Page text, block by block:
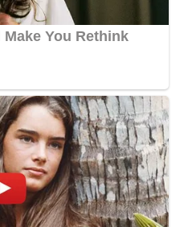
tersebut DPMD
atau Profil
Terintegrasi dan
pemerintah desa kelurahan
proses pemutakhiran dan
akurat sehingga mampu
dasar penilaian
(Ujg/SB)